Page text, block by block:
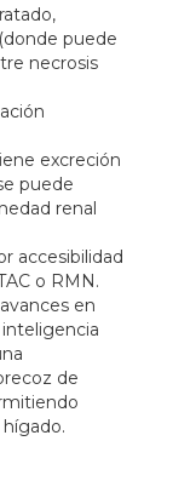
puede
necrosis
excreción
puede
renal
o RMN.
en
de